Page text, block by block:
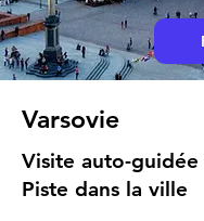
Varsovie
Visite auto-
Piste dans la ville